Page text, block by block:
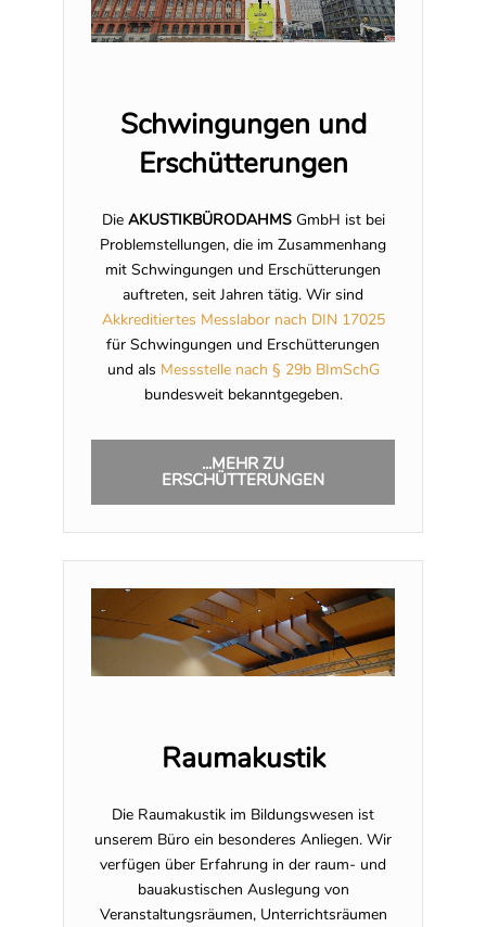
Schwingungen und
Erschütterungen
Die AKUSTIKBÜRODAHMS GmbH ist bei
Problemstellungen, die im Zusammenhang
mit Schwingungen und Erschütterungen
auftreten, seit Jahren tätig. Wir sind
Akkreditiertes Messlabor nach DIN 17025
für Schwingungen und Erschütterungen
und als Messstelle nach § 29b BImSchG
bundesweit bekanntgegeben.
...MEHR ZU
ERSCHÜTTERUNGEN
Raumakustik
Die Raumakustik im Bildungswesen ist
unserem Büro ein besonderes Anliegen. Wir
verfügen über Erfahrung in der raum- und
bauakustischen Auslegung von
Veranstaltungsräumen, Unterrichtsräumen